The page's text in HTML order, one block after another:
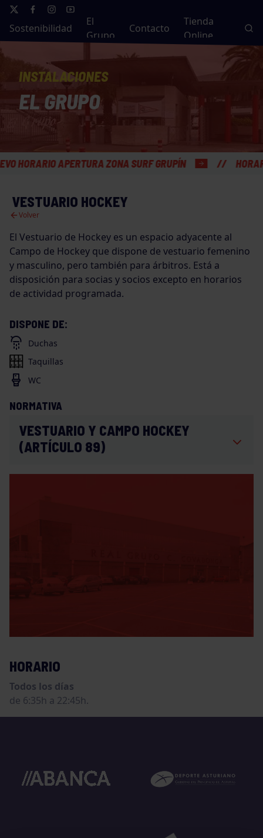
Sostenibilidad
El
Grupo
Contacto
Tienda
Online
INSTALACIONES
EL GRUPO
APERTURA ZONA SURF GRUPÍN HORARIO
VESTUARIO HOCKEY
Volver
El Vestuario de Hockey es un espacio adyacente al
Campo de Hockey que dispone de vestuario femenino
y masculino, pero también para árbitros. Está a
disposición para socias y socios excepto en horarios
de actividad programada.
DISPONE DE:
Duchas
Taquillas
WC
NORMATIVA
VESTUARIO Y CAMPO HOCKEY
(ARTÍCULO 89)
HORARIO
Todos los días
de 6:35h a 22:45h.